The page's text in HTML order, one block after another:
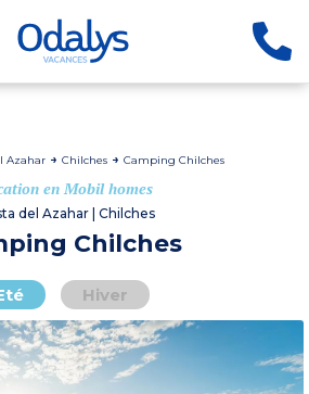
Azahar Chilches Camping Chilches
en Mobil homes
del Azahar | Chilches
Chilches
Hiver